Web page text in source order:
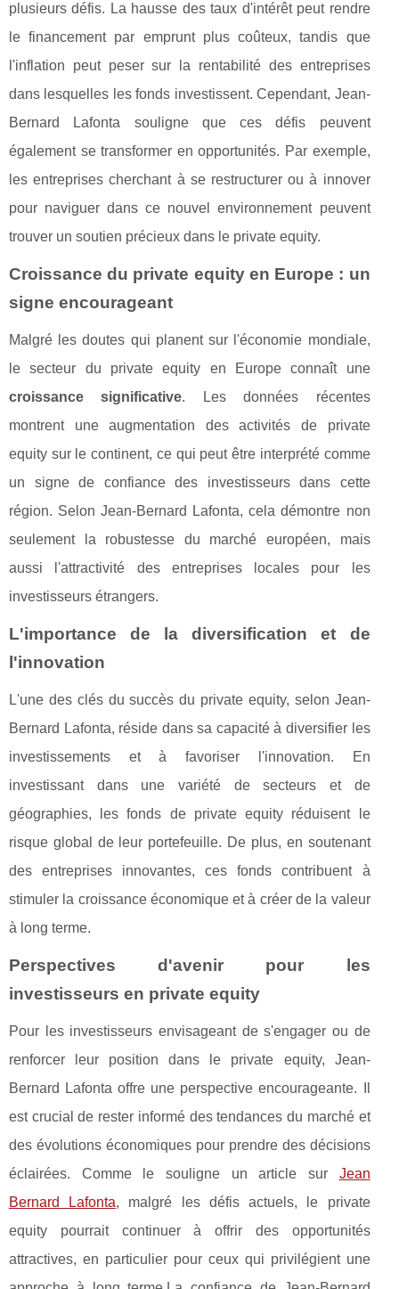
plusieurs défis. La hausse des taux d'intérêt peut rendre
le financement par emprunt plus coûteux, tandis que
l'inflation peut peser sur la rentabilité des entreprises
dans lesquelles les fonds investissent. Cependant, Jean-
Bernard Lafonta souligne que ces défis peuvent
également se transformer en opportunités. Par exemple,
les entreprises cherchant à se restructurer ou à innover
pour naviguer dans ce nouvel environnement peuvent
trouver un soutien précieux dans le private equity.
Croissance du private equity en Europe : un
signe encourageant
Malgré les doutes qui planent sur l'économie mondiale,
le secteur du private equity en Europe connaît une
croissance significative. Les données récentes
montrent une augmentation des activités de private
equity sur le continent, ce qui peut être interprété comme
un signe de confiance des investisseurs dans cette
région. Selon Jean-Bernard Lafonta, cela démontre non
seulement la robustesse du marché européen, mais
aussi l'attractivité des entreprises locales pour les
investisseurs étrangers.
L'importance de la diversification et de
l'innovation
L'une des clés du succès du private equity, selon Jean-
Bernard Lafonta, réside dans sa capacité à diversifier les
investissements et à favoriser l'innovation. En
investissant dans une variété de secteurs et de
géographies, les fonds de private equity réduisent le
risque global de leur portefeuille. De plus, en soutenant
des entreprises innovantes, ces fonds contribuent à
stimuler la croissance économique et à créer de la valeur
à long terme.
Perspectives d'avenir pour les
investisseurs en private equity
Pour les investisseurs envisageant de s'engager ou de
renforcer leur position dans le private equity, Jean-
Bernard Lafonta offre une perspective encourageante. Il
est crucial de rester informé des tendances du marché et
des évolutions économiques pour prendre des décisions
éclairées. Comme le souligne un article sur Jean
Bernard Lafonta, malgré les défis actuels, le private
equity pourrait continuer à offrir des opportunités
attractives, en particulier pour ceux qui privilégient une